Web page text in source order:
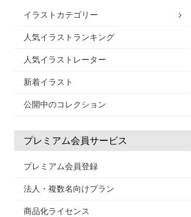
イラストカテゴリー
人気イラストランキング
人気イラストレーター
新着イラスト
公開中のコレクション
プレミアム会員サービス
プレミアム会員登録
法人・複数名向けプラン
商品化ライセンス